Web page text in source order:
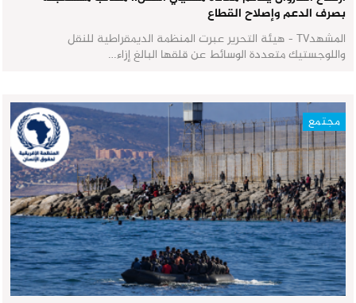
بصرف الدعم وإصلاح القطاع
المشهدTV - هيئة التحرير عبرت المنظمة الديمقراطية للنقل
واللوجستيك متعددة الوسائط عن قلقها البالغ إزاء…
مجتمع